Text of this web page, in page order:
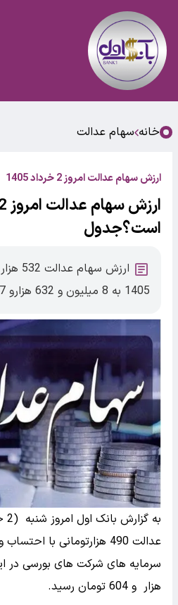
خانه سهام عدالت
ارزش سهام عدالت امروز 2 خرداد 1405
است؟جدول
1405 به 8 میلیون و 632 هزارو 417 تومان رسید.
عدالت 490 هزارتومانی با
هزار و 604 تومان رسید.